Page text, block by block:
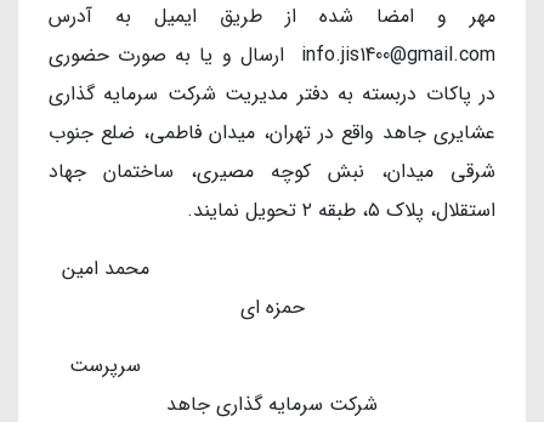
مهر و امضا شده از طریق ایمیل به آدرس
info.jis1400@gmail.com ارسال و یا به صورت حضوری
در پاکات دربسته به دفتر مدیریت شرکت سرمایه گذاری
عشایری جاهد واقع در تهران، ميدان فاطمى، ضلع جنوب
شرقى میدان، نبش کوچه مصیری، ساختمان جهاد
استقلال، پلاك ٥، طبقه ٢ تحویل نمایند.
محمد امین
حمزه ای
سرپرست
شرکت سرمایه گذاری جاهد